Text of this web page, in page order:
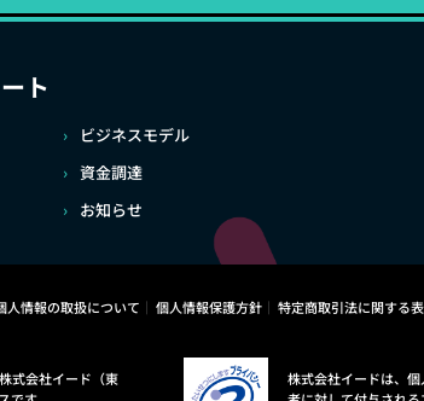
ト
ビジネスモデル
資金調達
お知らせ
人情報の取扱について 個人情報保護方針 特定商取引法に関する
式会社イード（東
株式会社イードは、